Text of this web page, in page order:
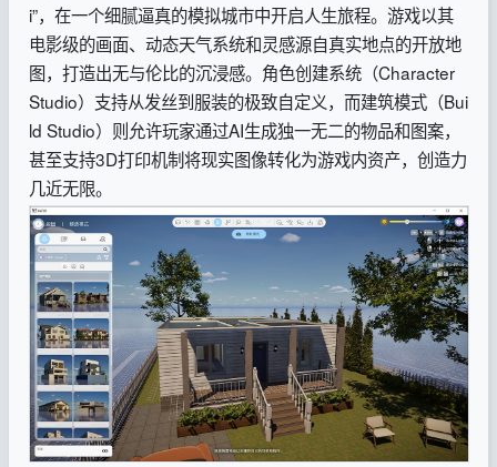
i”，在一个细腻逼真的模拟城市中开启人生旅程。游戏以其
电影级的画面、动态天气系统和灵感源自真实地点的开放地
图，打造出无与伦比的沉浸感。角色创建系统（Character
Studio）支持从发丝到服装的极致自定义，而建筑模式（Bui
ld Studio）则允许玩家通过AI生成独一无二的物品和图案，
甚至支持3D打印机制将现实图像转化为游戏内资产，创造力
几近无限。